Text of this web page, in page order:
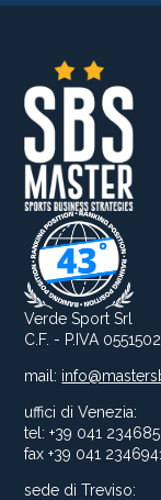
Verde Sport Srl
C.F. - P.IVA
mail:
uffici di Venezia:
tel: +39 041
fax +39 041
sede di Treviso: